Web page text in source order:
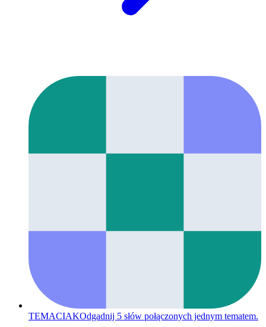
TEMACIAKOdgadnij 5 słów połączonych jednym tematem.